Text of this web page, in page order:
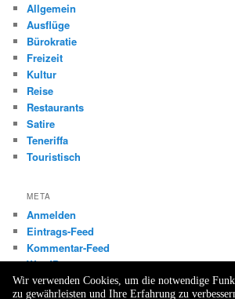
Allgemein
Ausflüge
Bürokratie
Freizeit
Kultur
Reise
Restaurants
Satire
Teneriffa
Touristisch
META
Anmelden
Eintrags-Feed
Kommentar-Feed
WordPress.org
Wir verwenden Cookies, um die notwendige
zu gewährleisten und Ihre Erfahrung zu